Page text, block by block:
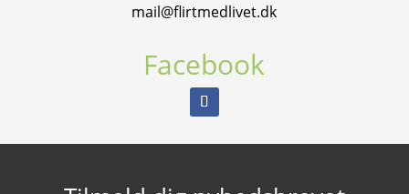
mail@flirtmedlivet.dk
Facebook